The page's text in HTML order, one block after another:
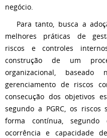
negócio.
Para tanto, busca a
melhores práticas de
riscos e controles
construção de um
organizacional,
gerenciamento de riscos
consecução dos objetivos
segundo a PGRC, os riscos
forma contínua,
ocorrência e capacidade